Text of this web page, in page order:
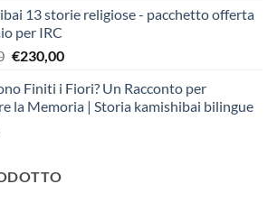
13 storie religiose - pacchetto offerta
per IRC
Il
originale
era:
€230,00Il
attuale
è:
Finiti i Fiori? Un Racconto per
la Memoria | Storia kamishibai bilingue